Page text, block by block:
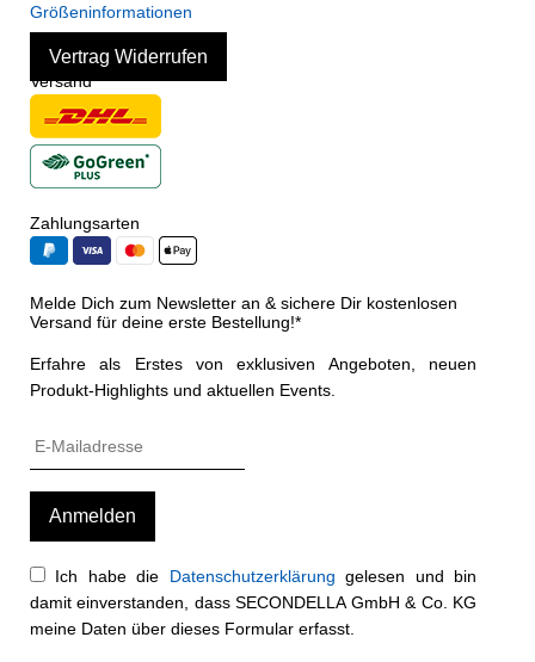
Größeninformationen
Vertrag Widerrufen
Versand
Zahlungsarten
Melde Dich zum Newsletter an & sichere Dir kostenlosen
Versand für deine erste Bestellung!*
Erfahre als Erstes von exklusiven Angeboten, neuen
Produkt-Highlights und aktuellen Events.
Ich habe die Datenschutzerklärung gelesen und bin
damit einverstanden, dass SECONDELLA GmbH & Co. KG
meine Daten über dieses Formular erfasst.